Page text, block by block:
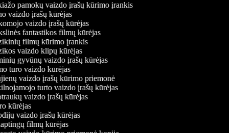
pamokų vaizdo įrašų kūrimo įrankis
vaizdo įrašų kūrėjas
vaizdo įrašų kūrėjas
fantastikos filmų kūrėjas
filmų kūrimo įrankis
vaizdo klipų kūrėjas
gyvūnų vaizdo įrašų kūrėjas
turo vaizdo kūrėjas
vaizdo įrašų kūrimo priemonė
turto vaizdo įrašų kūrėjas
vaizdo įrašų kūrėjas
kūrėjas
vaizdo įrašų kūrėjas
filmų kūrėjas